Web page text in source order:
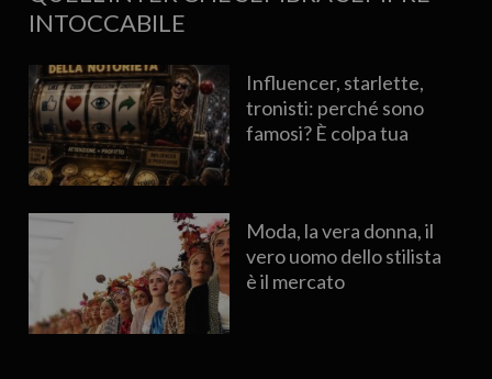
INTOCCABILE
Influencer, starlette,
tronisti: perché sono
famosi? È colpa tua
Moda, la vera donna, il
vero uomo dello stilista
è il mercato